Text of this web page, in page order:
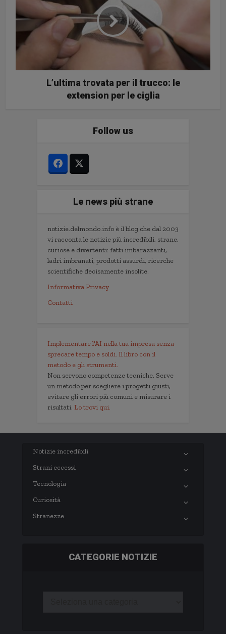
L’ultima trovata per il trucco: le
extension per le ciglia
Follow us
Le news più strane
notizie.delmondo.info è il blog che dal 2003
vi racconta le notizie più incredibili, strane,
curiose e divertenti: fatti imbarazzanti,
ladri imbranati, prodotti assurdi, ricerche
scientifiche decisamente insolite.
Informativa Privacy
Contatti
Implementare l'AI nella tua impresa senza
sprecare tempo e soldi. Il libro con il
metodo e gli strumenti.
Non servono competenze tecniche. Serve
un metodo per scegliere i progetti giusti,
evitare gli errori più comuni e misurare i
risultati. Lo trovi qui.
Notizie incredibili
Strani eccessi
Tecnologia
Curiosità
Stranezze
CATEGORIE NOTIZIE